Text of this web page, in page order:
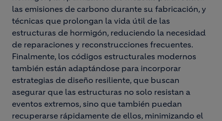
las emisiones de carbono durante su fabricación, y
técnicas que prolongan la vida útil de las
estructuras de hormigón, reduciendo la necesidad
de reparaciones y reconstrucciones frecuentes.
Finalmente, los códigos estructurales modernos
también están adaptándose para incorporar
estrategias de diseño resiliente, que buscan
asegurar que las estructuras no solo resistan a
eventos extremos, sino que también puedan
recuperarse rápidamente de ellos, minimizando el